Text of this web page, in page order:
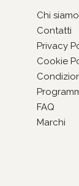
Chi siamo
Contatti
Privacy
Cookie
FAQ
Marchi